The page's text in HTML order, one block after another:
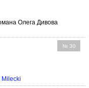
Олега Дивова
№ 30
Milecki